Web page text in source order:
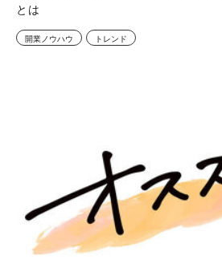
とは
開業ノウハウ トレンド